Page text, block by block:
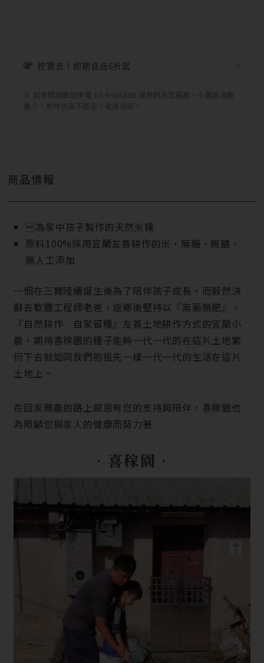
挖寶去！即期良品5折起
※ 如有問題歡迎來電 03-9566880 讓我們為您服務。小農品項數
量少，有時供貨不穩定，敬請見諒。
商品情報
為家中孩子製作的天然米粿
原料100%採用宜蘭友善耕作的米，無糖、無鹽、
無人工添加
一個在三寶陸續誕生後為了陪伴孩子成長，而毅然決
辭去軟體工程師老爸，返鄉後堅持以『無藥無肥』、
『自然耕作 自家留種』友善土地耕作方式的宜蘭小
農，期待喜稼園的種子能夠一代一代的在這片土地繁
衍下去就如同我們的祖先一樣一代一代的生活在這片
土地上。
在回家務農的路上感恩有您的支持與陪伴，喜稼園也
為照顧您與家人的健康而努力著
‧喜稼園‧